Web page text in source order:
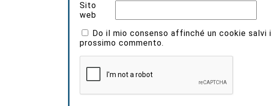
Sito
web
Do il mio consenso affinché un cookie salvi
prossimo commento.